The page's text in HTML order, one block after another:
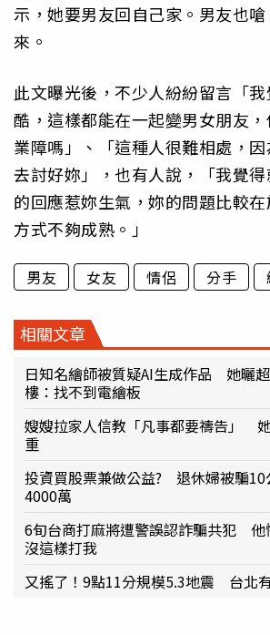
示，她要男友回自己家。男友也
來。
此文曝光後，不少人紛紛留言「
酷，這樣都能在一起變男女朋友
業障嗎」、「這種人很難相處，
去討好妳」，也有人說，「我覺
的回應惹妳生氣，妳的問題比較
方式不夠成熟。」
男友 女友 情侶 分手
相關文章
日知名繪師被質疑AI生成作品 她曬
樓：找不到電繪板
嫂嫂拉家人信教「凡事都要禱告」
重
投資買股票兼做公益? 退休婦被騙10
4000萬
6旬台商打麻將遭警誤認詐騙共犯 他
沒這樣打我
又搖了！9點11分規模5.3地震 台北